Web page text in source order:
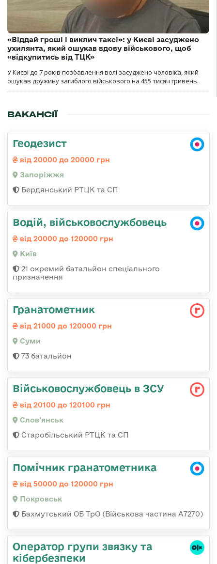
«Віддай гроші і виклич таксі»: у Києві засуджено
ухилянта, який ошукав вдову військового, щоб
«відкупитись від ТЦК»
У Києві до 7 років позбавлення волі засуджено чоловіка, який
ошукав дружину загиблого військового на 455 тисяч гривень.
ВАКАНСІЇ
Геодезист
від 20000 до 20000 грн
Запоріжжя
Бердянський РТЦК та СП
Водій, військовослужбовець
від 20000 до 120000 грн
Київ
21 окремий батальйон спеціального
призначення
Гранатометник
від 21000 до 120000 грн
Суми
73 батальйон
Військовослужбовець в ЗСУ
від 20100 до 120100 грн
Слов'янськ
Старобільський РТЦК та СП
Помічник гранатометника
від 50000 до 120000 грн
Покровськ
Бахмутський ОБ ТрО (Військова частина А7270)
Оператор групи звязку та
кібербезпеки